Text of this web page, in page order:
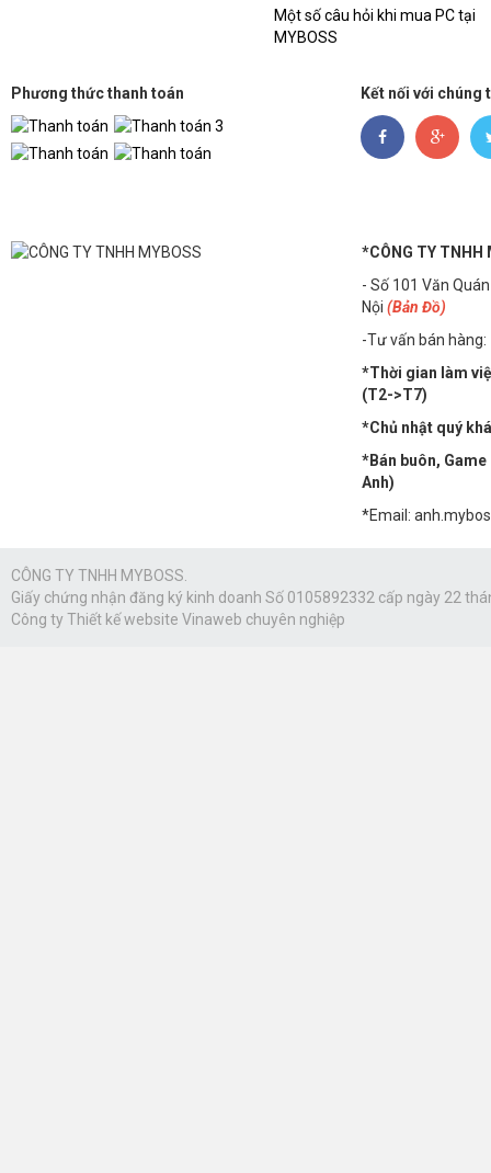
Một số câu hỏi khi mua PC tại
MYBOSS
Phương thức thanh toán Kết nối với chúng
*CÔNG TY TNHH
- Số 101 Văn
Nội (Bản Đồ)
-Tư vấn bán hàng:
*Thời gian làm
(T2->T7)
*Chủ nhật quý
*Bán buôn, Game
Anh)
*Email:
CÔNG TY TNHH MYBOSS.
Giấy chứng nhận đăng ký kinh doanh Số 0105892332 cấp ngày 22
Công tyThiết kế website Vinaweb chuyên nghiệp